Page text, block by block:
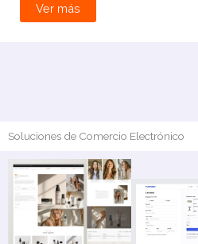
Ver más
Soluciones de Comercio Electrónico